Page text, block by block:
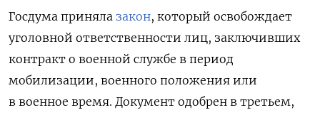
Госдума приняла закон, который освобождает
уголовной ответственности лиц, заключивших
контракт о военной службе в период
мобилизации, военного положения или
в военное время. Документ одобрен в третьем,